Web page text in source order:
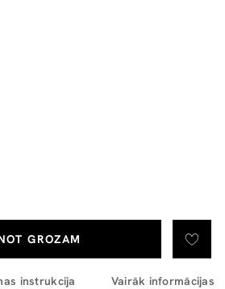
GROZAM
instrukcija Vairāk informācijas